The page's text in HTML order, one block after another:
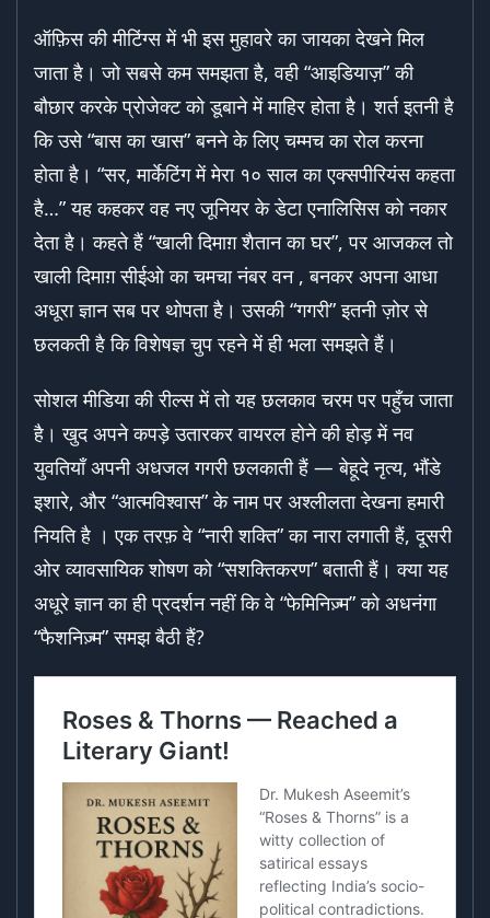
ऑफ़िस की मीटिंग्स में भी इस मुहावरे का जायका देखने मिल
जाता है। जो सबसे कम समझता है, वही “आइडियाज़” की
बौछार करके प्रोजेक्ट को डूबाने में माहिर होता है। शर्त इतनी है
कि उसे “बास का खास” बनने के लिए चम्मच का रोल करना
होता है। “सर, मार्केटिंग में मेरा १० साल का एक्सपीरियंस कहता
है…” यह कहकर वह नए जूनियर के डेटा एनालिसिस को नकार
देता है। कहते हैं “खाली दिमाग़ शैतान का घर”, पर आजकल तो
खाली दिमाग़ सीईओ का चमचा नंबर वन , बनकर अपना आधा
अधूरा ज्ञान सब पर थोपता है। उसकी “गगरी” इतनी ज़ोर से
छलकती है कि विशेषज्ञ चुप रहने में ही भला समझते हैं।
सोशल मीडिया की रील्स में तो यह छलकाव चरम पर पहुँच जाता
है। खुद अपने कपड़े उतारकर वायरल होने की होड़ में नव
युवतियाँ अपनी अधजल गगरी छलकाती हैं — बेहूदे नृत्य, भौंडे
इशारे, और “आत्मविश्वास” के नाम पर अश्लीलता देखना हमारी
नियति है । एक तरफ़ वे “नारी शक्ति” का नारा लगाती हैं, दूसरी
ओर व्यावसायिक शोषण को “सशक्तिकरण” बताती हैं। क्या यह
अधूरे ज्ञान का ही प्रदर्शन नहीं कि वे “फेमिनिज़्म” को अधनंगा
“फैशनिज़्म” समझ बैठी हैं?